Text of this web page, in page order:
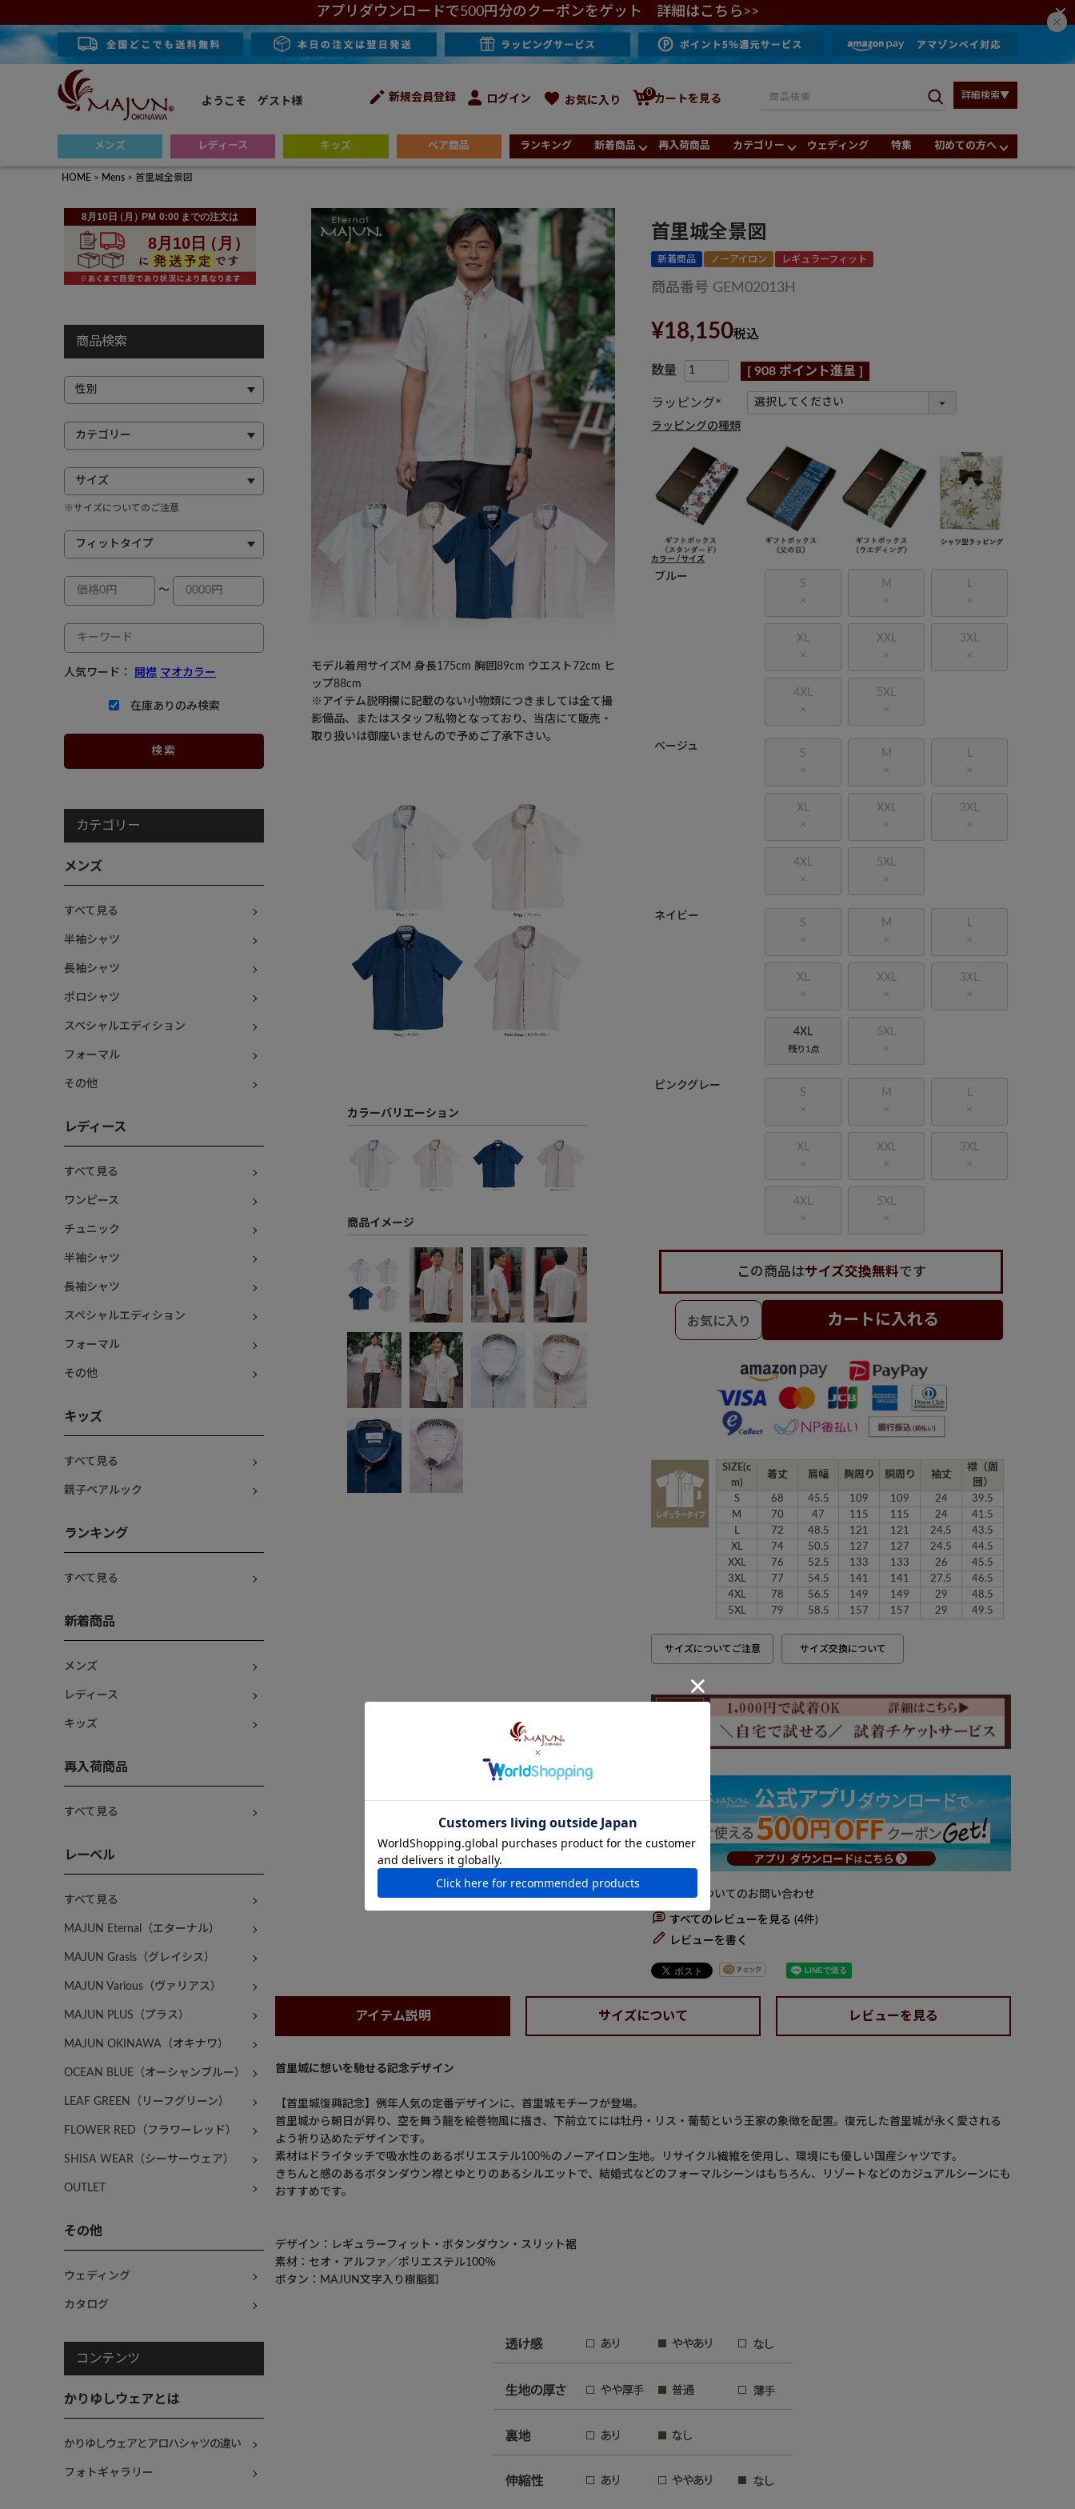
アプリダウンロードで500円分のクーポンをゲット 詳細はこちら>>
ようこそ ゲスト様 新規会員登録 ログイン お気に入り
0
カートを見る 詳細検索▼
メンズ レディース キッズ ペア商品 ランキング 新着商品 再入荷商品 カテゴリー ウェディング 特集 初めての方へ
HOME Mens 首里城全景図
商品検索
※サイズについてのご注意
～
人気ワード： 開襟 マオカラー
在庫ありのみ検索
カテゴリー
メンズ
すべて見る
半袖シャツ
長袖シャツ
ポロシャツ
スペシャルエディション
フォーマル
その他
レディース
すべて見る
ワンピース
チュニック
半袖シャツ
長袖シャツ
スペシャルエディション
フォーマル
その他
キッズ
すべて見る
親子ペアルック
ランキング
すべて見る
新着商品
メンズ
レディース
キッズ
再入荷商品
すべて見る
レーベル
すべて見る
MAJUN Eternal（エターナル）
MAJUN Grasis（グレイシス）
MAJUN Various（ヴァリアス）
MAJUN PLUS（プラス）
MAJUN OKINAWA（オキナワ）
OCEAN BLUE（オーシャンブルー）
LEAF GREEN（リーフグリーン）
FLOWER RED（フラワーレッド）
SHISA WEAR（シーサーウェア）
OUTLET
その他
ウェディング
カタログ
コンテンツ
かりゆしウェアとは
かりゆしウェアとアロハシャツの違い
フォトギャラリー
モデル着用サイズM 身長175cm 胸囲89cm ウエスト72cm ヒ
ップ88cm
※アイテム説明欄に記載のない小物類につきましては全て撮
影備品、またはスタッフ私物となっており、当店にて販売・
取り扱いは御座いませんので予めご了承下さい。
カラーバリエーション
商品イメージ
首里城全景図
新着商品 ノーアイロン レギュラーフィット
商品番号 GEM02013H
¥18,150税込
[ 908 ポイント進呈 ]
ラッピング
(
須
)
ラッピングの種類
カラー サイズ
ブルー
S
×
M
×
×
XL
×
XXL
×
3XL
×
4XL
×
5XL
×
ベージュ
S
×
M
×
×
XL
×
XXL
×
3XL
×
4XL
×
5XL
×
ネイビー
S
×
M
×
×
XL
×
XXL
×
3XL
×
4XL
残り1点
5XL
×
ピンクグレー
S
×
M
×
×
XL
×
XXL
×
3XL
×
4XL
×
5XL
×
この商品はサイズ交換無料です
カートに入れる
SIZE(c
m)
着丈 肩幅 胸周り 胴周り 袖丈
襟（周
囲）
S
68 45.5 109 109 24
39.5
M
70 47 115 115 24
41.5
L
72 48.5 121 121 24.5
43.5
XL
74 50.5 127 127 24.5
44.5
XXL
76 52.5 133 133 26
45.5
3XL
77 54.5 141 141 27.5
46.5
4XL
78 56.5 149 149 29
48.5
5XL
79 58.5 157 157 29 49.5
サイズについてご注意 サイズ交換について
商品についてのお問い合わせ
すべてのレビューを見る
4
レビューを書く
アイテム説明 サイズについて レビューを見る
首里城に想いを馳せる記念デザイン
【首里城復興記念】例年人気の定番デザインに、首里城モチーフが登場。
首里城から朝日が昇り、空を舞う龍を絵巻物風に描き、下前立てには牡丹・リス・葡萄という王家の象徴を配置。復元した首里城が永く愛される
よう祈り込めたデザインです。
素材はドライタッチで吸水性のあるポリエステル100％のノーアイロン生地。リサイクル繊維を使用し、環境にも優しい国産シャツです。
きちんと感のあるボタンダウン襟とゆとりのあるシルエットで、結婚式などのフォーマルシーンはもちろん、リゾートなどのカジュアルシーンにも
おすすめです。
デザイン：レギュラーフィット・ボタンダウン・スリット裾
素材：セオ・アルファ／ポリエステル100％
ボタン：MAJUN文字入り樹脂釦